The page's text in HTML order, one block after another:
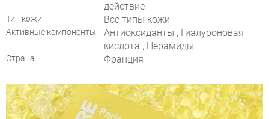
действие
Тип кожи Все типы кожи
Активные компоненты
Антиоксиданты , Гиалуроновая
кислота , Церамиды
Страна Франция